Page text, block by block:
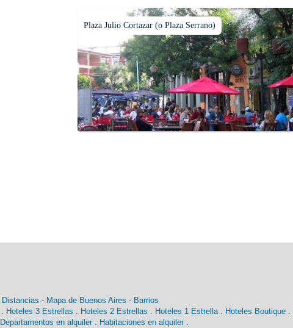
Plaza Julio Cortazar (o Plaza Serrano)
Distancias - Mapa de Buenos Aires - Barrios
Hoteles 3 Estrellas Hoteles 2 Estrellas Hoteles 1 Estrella Hoteles Boutique
Departamentos en alquiler Habitaciones en alquiler